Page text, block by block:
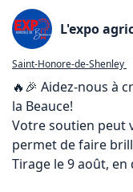
L'expo
Saint-Honore-de-Shenley
🔥🎉 Aidez‑nous à
la Beauce!
Votre soutien peut
permet de faire
Tirage le 9 août, en